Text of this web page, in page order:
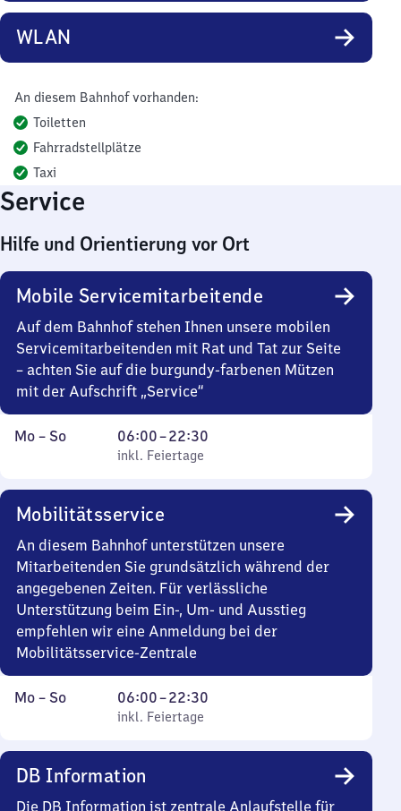
WLAN
An diesem Bahnhof vorhanden:
Toiletten
Fahrradstellplätze
Taxi
Service
Hilfe und Orientierung vor Ort
Mobile Servicemitarbeitende
Auf dem Bahnhof stehen Ihnen unsere mobilen
Servicemitarbeitenden mit Rat und Tat zur Seite
– achten Sie auf die burgundy-farbenen Mützen
mit der Aufschrift „Service“
Montag
Mo – So,
inkl. Feiertage
06:00–22:30
Von
6
22
Uhr
30
inkl. Feiertage
Mobilitätsservice
An diesem Bahnhof unterstützen unsere
Mitarbeitenden Sie grundsätzlich während der
angegebenen Zeiten. Für verlässliche
Unterstützung beim Ein-, Um- und Ausstieg
empfehlen wir eine Anmeldung bei der
Mobilitätsservice-Zentrale
Montag
Mo – So,
inkl. Feiertage
06:00–22:30
Von
6
22
Uhr
inkl. Feiertage
DB Information
Die DB Information ist zentrale Anlaufstelle für